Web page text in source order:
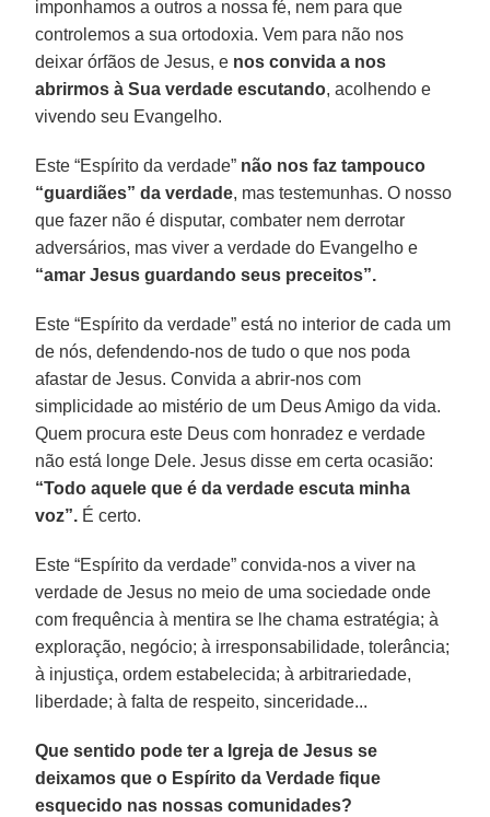
imponhamos a outros a nossa fé, nem para que
controlemos a sua ortodoxia. Vem para não nos
deixar órfãos de Jesus, e nos convida a nos
abrirmos à Sua verdade escutando, acolhendo e
vivendo seu Evangelho.
Este “Espírito da verdade” não nos faz tampouco
“guardiães” da verdade, mas testemunhas. O nosso
que fazer não é disputar, combater nem derrotar
adversários, mas viver a verdade do Evangelho e
“amar Jesus guardando seus preceitos”.
Este “Espírito da verdade” está no interior de cada um
de nós, defendendo-nos de tudo o que nos poda
afastar de Jesus. Convida a abrir-nos com
simplicidade ao mistério de um Deus Amigo da vida.
Quem procura este Deus com honradez e verdade
não está longe Dele. Jesus disse em certa ocasião:
“Todo aquele que é da verdade escuta minha
voz”. É certo.
Este “Espírito da verdade” convida-nos a viver na
verdade de Jesus no meio de uma sociedade onde
com frequência à mentira se lhe chama estratégia; à
exploração, negócio; à irresponsabilidade, tolerância;
à injustiça, ordem estabelecida; à arbitrariedade,
liberdade; à falta de respeito, sinceridade...
Que sentido pode ter a Igreja de Jesus se
deixamos que o Espírito da Verdade fique
esquecido nas nossas comunidades?